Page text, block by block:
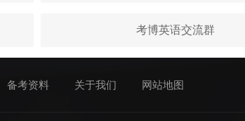
考博英语交流群
备考资料 关于我们 网站地图